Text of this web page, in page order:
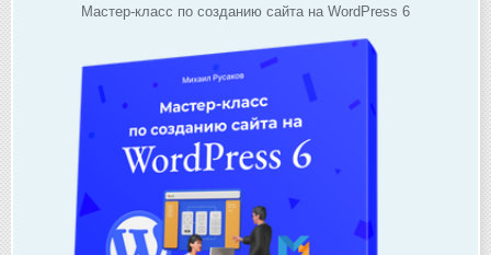
Мастер-класс по созданию сайта на WordPress 6